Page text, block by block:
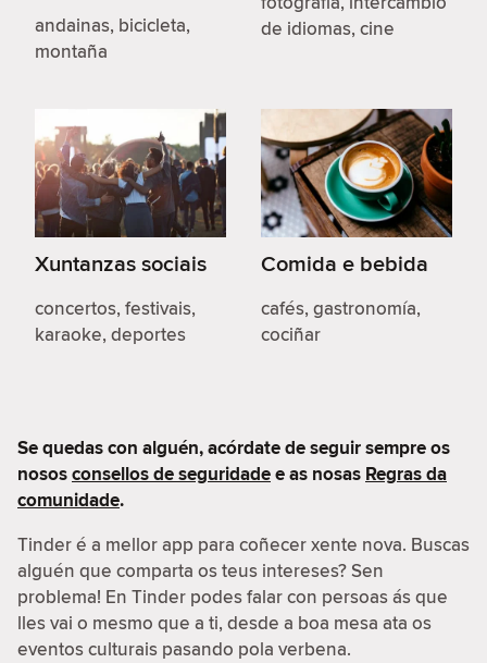
andainas, bicicleta,
montaña
de idiomas, cine
Xuntanzas sociais
concertos, festivais,
karaoke, deportes
Comida e bebida
cafés, gastronomía,
cociñar
Se quedas con alguén, acórdate de seguir sempre os
nososconsellos de seguridadee as nosas Regras da
comunidade.
Tinder é a mellor app para coñecer xente nova. Buscas
alguén que comparta os teus intereses? Sen
problema! En Tinder podes falar con persoas ás que
lles vai o mesmo que a ti, desde a boa mesa ata os
eventos culturais pasando pola verbena.